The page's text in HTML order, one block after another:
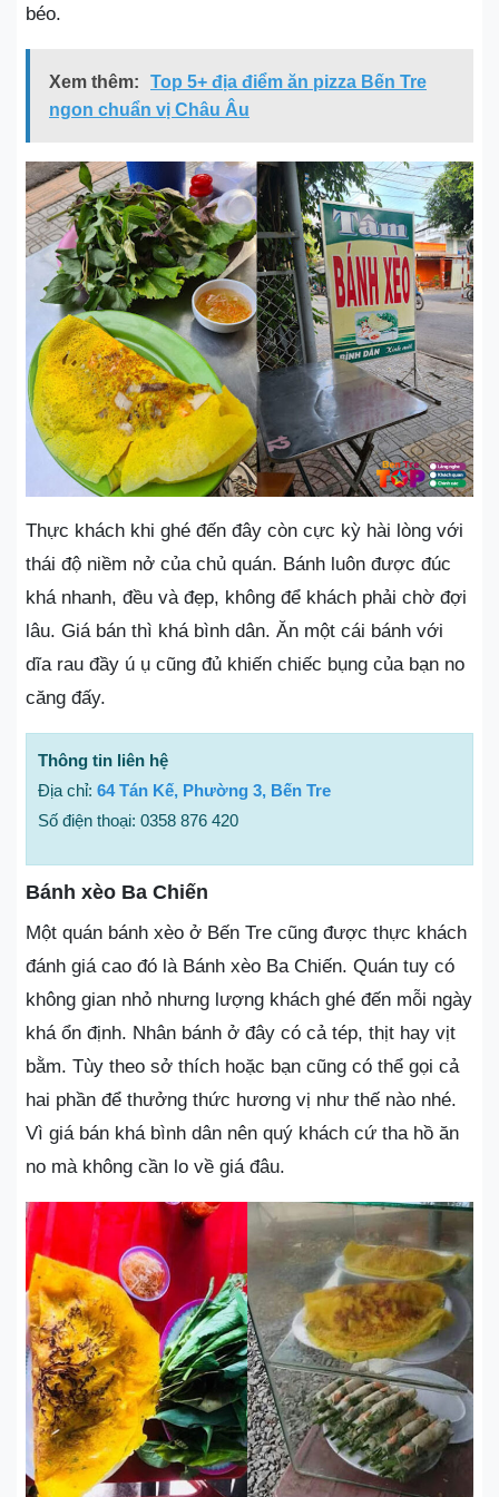
béo.
Xem thêm:
Top 5+ địa điểm ăn pizza Bến Tre
ngon chuẩn vị Châu Âu
Thực khách khi ghé đến đây còn cực kỳ hài lòng với
thái độ niềm nở của chủ quán. Bánh luôn được đúc
khá nhanh, đều và đẹp, không để khách phải chờ đợi
lâu. Giá bán thì khá bình dân. Ăn một cái bánh với
dĩa rau đầy ú ụ cũng đủ khiến chiếc bụng của bạn no
căng đấy.
Thông tin liên hệ
Địa chỉ: 64 Tán Kế, Phường 3, Bến Tre
Số điện thoại: 0358 876 420
Bánh xèo Ba Chiến
Một quán bánh xèo ở Bến Tre cũng được thực khách
đánh giá cao đó là Bánh xèo Ba Chiến. Quán tuy có
không gian nhỏ nhưng lượng khách ghé đến mỗi ngày
khá ổn định. Nhân bánh ở đây có cả tép, thịt hay vịt
bằm. Tùy theo sở thích hoặc bạn cũng có thể gọi cả
hai phần để thưởng thức hương vị như thế nào nhé.
Vì giá bán khá bình dân nên quý khách cứ tha hồ ăn
no mà không cần lo về giá đâu.